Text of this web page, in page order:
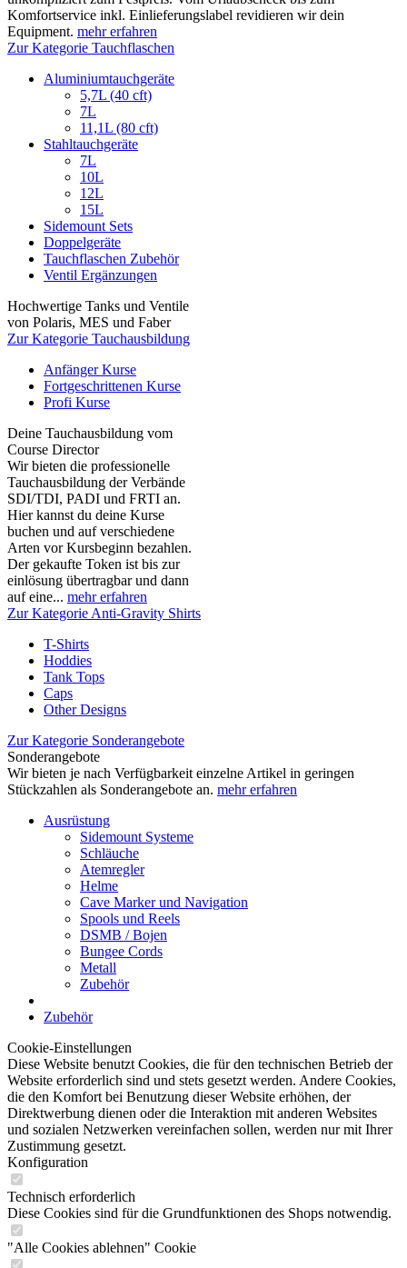
Komfortservice inkl. Einlieferungslabel revidieren wir dein
Equipment. mehr erfahren
Zur Kategorie Tauchflaschen
Aluminiumtauchgeräte
5,7L (40 cft)
7L
11,1L (80 cft)
Stahltauchgeräte
7L
10L
12L
15L
Sidemount Sets
Doppelgeräte
Tauchflaschen Zubehör
Ventil Ergänzungen
Hochwertige Tanks und Ventile
von Polaris, MES und Faber
Zur Kategorie Tauchausbildung
Anfänger Kurse
Fortgeschrittenen Kurse
Profi Kurse
Deine Tauchausbildung vom
Course Director
Wir bieten die professionelle
Tauchausbildung der Verbände
SDI/TDI, PADI und FRTI an.
Hier kannst du deine Kurse
buchen und auf verschiedene
Arten vor Kursbeginn bezahlen.
Der gekaufte Token ist bis zur
einlösung übertragbar und dann
auf eine... mehr erfahren
Zur Kategorie Anti-Gravity Shirts
T-Shirts
Hoddies
Tank Tops
Caps
Other Designs
Zur Kategorie Sonderangebote
Sonderangebote
Wir bieten je nach Verfügbarkeit einzelne Artikel in geringen
Stückzahlen als Sonderangebote an. mehr erfahren
Ausrüstung
Sidemount Systeme
Schläuche
Atemregler
Helme
Cave Marker und Navigation
Spools und Reels
DSMB / Bojen
Bungee Cords
Metall
Zubehör
Zubehör
Cookie-Einstellungen
Diese Website benutzt Cookies, die für den technischen Betrieb der
Website erforderlich sind und stets gesetzt werden. Andere Cookies,
die den Komfort bei Benutzung dieser Website erhöhen, der
Direktwerbung dienen oder die Interaktion mit anderen Websites
und sozialen Netzwerken vereinfachen sollen, werden nur mit Ihrer
Zustimmung gesetzt.
Konfiguration
Technisch erforderlich
Diese Cookies sind für die Grundfunktionen des Shops notwendig.
"Alle Cookies ablehnen" Cookie